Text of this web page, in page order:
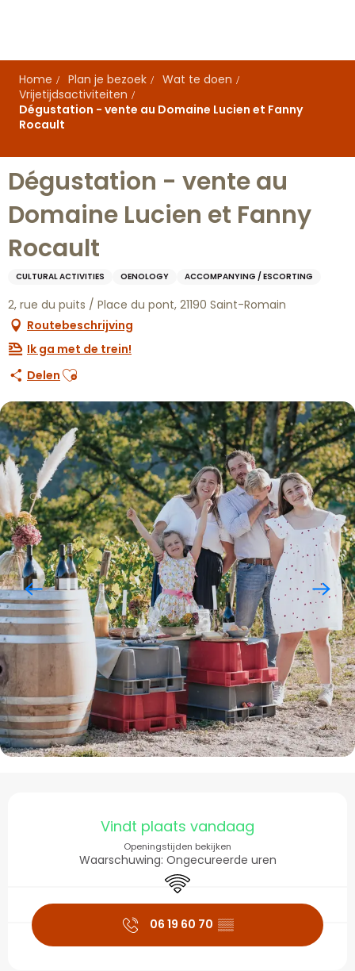
principal
Home
Plan je bezoek
Wat te doen
Vrijetijdsactiviteiten
Dégustation - vente au Domaine Lucien et Fanny
Rocault
Dégustation - vente au
Domaine Lucien et Fanny
Rocault
CULTURAL ACTIVITIES OENOLOGY ACCOMPANYING / ESCORTING
2, rue du puits / Place du pont, 21190 Saint-Romain
Routebeschrijving
Ik ga met de trein!
Delen Ajouter aux favoris
Openingstijden en
Vindt plaats vandaag
Openingstijden bekijken
Waarschuwing: Ongecureerde uren
Wifi
06 19 60 70 ▒▒